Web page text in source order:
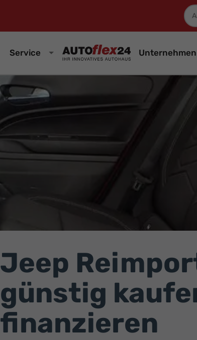
Service Unternehmen
Jeep
günstig
finanzieren